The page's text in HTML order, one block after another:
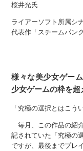
桜井光氏
ライアーソフト所属シ
代表作「スチームパン
様々な美少女ゲー
少女ゲームの枠を超
「究極の選択とはこう
毎月、この作品の紹
記されていた「究極の
ですが、最後までプレ